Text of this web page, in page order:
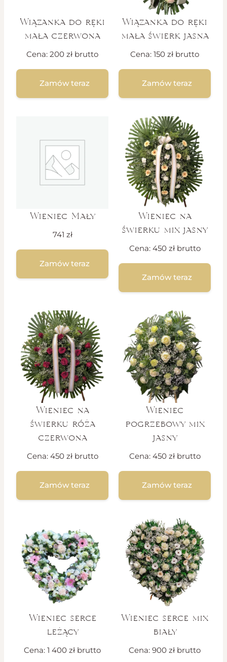
Wiązanka do ręki
mała czerwona
Cena: 200 zł brutto
Zamów teraz
Wiązanka do ręki
mała świerk jasna
Cena: 150 zł brutto
Zamów teraz
Wieniec Mały
741 zł
Zamów teraz
Wieniec na
świerku mix jasny
Cena: 450 zł brutto
Zamów teraz
Wieniec na
świerku róża
czerwona
Cena: 450 zł brutto
Zamów teraz
Wieniec
pogrzebowy mix
jasny
Cena: 450 zł brutto
Zamów teraz
Wieniec serce
leżący
Cena: 1 400 zł brutto
Wieniec serce mix
biały
Cena: 900 zł brutto